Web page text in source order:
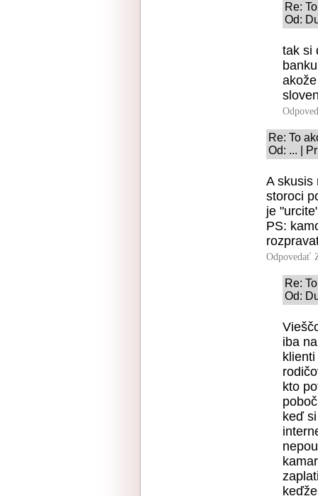
Re:
Od:
tak si
Re: To
Od: ... |
A skusis
storoci
je
PS:
Odpovedať
Re:
Od:
iba
kto
keď